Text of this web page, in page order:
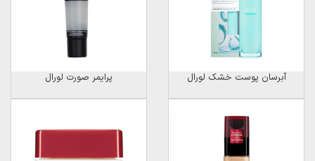
آبرسان پوست خشک لورال پرایمر صورت لورال